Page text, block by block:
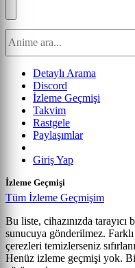
Detaylı Arama
Discord
İzleme Geçmişi
Takvim
Rastgele
Paylaşımlar
Giriş Yap
İzleme Geçmişi
Tüm İzleme Geçmişim
Bu liste, cihazınızda
sunucuya gönderilmez.
çerezleri temizlerseniz
Henüz izleme geçmişi yok.